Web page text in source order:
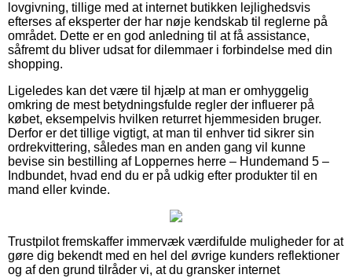
lovgivning, tillige med at internet butikken lejlighedsvis
efterses af eksperter der har nøje kendskab til reglerne på
området. Dette er en god anledning til at få assistance,
såfremt du bliver udsat for dilemmaer i forbindelse med din
shopping.
Ligeledes kan det være til hjælp at man er omhyggelig
omkring de mest betydningsfulde regler der influerer på
købet, eksempelvis hvilken returret hjemmesiden bruger.
Derfor er det tillige vigtigt, at man til enhver tid sikrer sin
ordrekvittering, således man en anden gang vil kunne
bevise sin bestilling af Loppernes herre – Hundemand 5 –
Indbundet, hvad end du er på udkig efter produkter til en
mand eller kvinde.
Trustpilot fremskaffer immervæk værdifulde muligheder for at
gøre dig bekendt med en hel del øvrige kunders reflektioner
og af den grund tilråder vi, at du gransker internet